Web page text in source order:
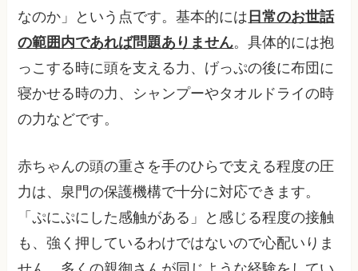
なのか」という点です。基本的には 日常のお世話
の範囲内であれば問題ありません。具体的には抱
っこする時に頭を支える力、げっぷの後に布団に
寝かせる時の力、シャンプーやタオルドライの時
の力などです。
赤ちゃんの頭の重さを手のひらで支える程度の圧
力は、泉門の保護機構で十分に対応できます。
「ぷにぷにした感触がある」と感じる程度の接触
も、強く押しているわけではないので心配いりま